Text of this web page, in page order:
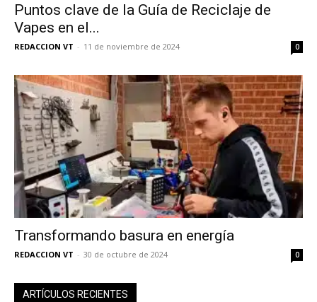
Puntos clave de la Guía de Reciclaje de
Vapes en el...
REDACCION VT - 11 de noviembre de 2024 0
Transformando basura en energía
REDACCION VT - 30 de octubre de 2024 0
ARTÍCULOS RECIENTES